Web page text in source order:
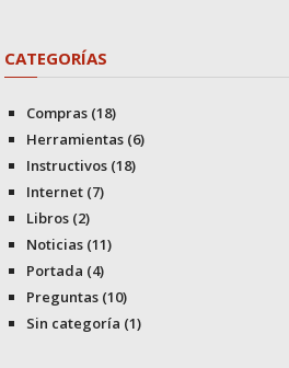
CATEGORÍAS
Compras(18)
Herramientas(6)
Instructivos(18)
Internet(7)
Libros(2)
Noticias(11)
Portada (4)
Preguntas(10)
Sin categoría (1)